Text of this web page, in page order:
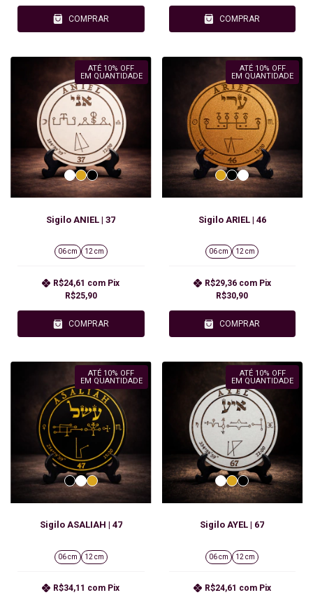
COMPRAR COMPRAR
ATÉ 10% OFF
EM QUANTIDADE
Sigilo ANIEL | 37
06 cm 12 cm
R$25,90
R$24,61 com Pix
COMPRAR
ATÉ 10% OFF
EM QUANTIDADE
Sigilo ARIEL | 46
06 cm 12 cm
R$30,90
R$29,36 com Pix
COMPRAR
ATÉ 10% OFF
EM QUANTIDADE
Sigilo ASALIAH | 47
06 cm 12 cm
R$34,11 com Pix
ATÉ 10% OFF
EM QUANTIDADE
Sigilo AYEL | 67
06 cm 12 cm
R$24,61 com Pix